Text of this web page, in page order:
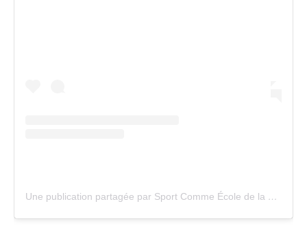
Une publication partagée par Sport Comme École de la Vie (@sportecoledevie)